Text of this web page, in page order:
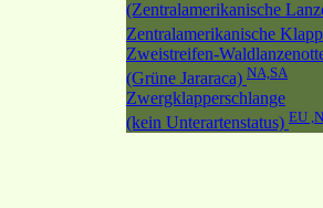
(Zentralamerikanische
Zentralamerikanische
Zweistreifen-
(Grüne Jararaca) NA,SA
Zwergklapperschlange
(kein Unterartenstatus) EU